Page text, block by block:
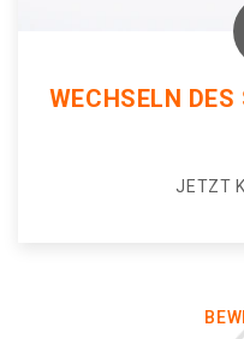
WECHSELN
JETZT